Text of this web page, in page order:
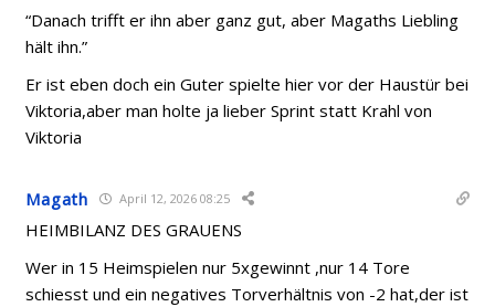
“Danach trifft er ihn aber ganz gut, aber Magaths Liebling
hält ihn.”
Er ist eben doch ein Guter spielte hier vor der Haustür bei
Viktoria,aber man holte ja lieber Sprint statt Krahl von
Viktoria
Magath April 12, 2026 08:25
HEIMBILANZ DES GRAUENS
Wer in 15 Heimspielen nur 5xgewinnt ,nur 14 Tore
schiesst und ein negatives Torverhältnis von -2 hat,der ist